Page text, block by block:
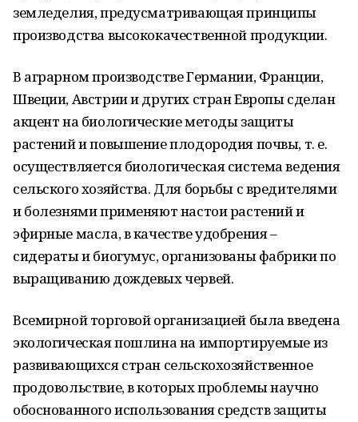
земледелия, предусматривающая принципы
производства высококачественной продукции.
В аграрном производстве Германии, Франции,
Швеции, Австрии и других стран Европы сделан
акцент на биологические методы защиты
растений и повышение плодородия почвы, т. е.
осуществляется биологическая система ведения
сельского хозяйства. Для борьбы с вредителями
и болезнями применяют настои растений и
эфирные масла, в качестве удобрения –
сидераты и биогумус, организованы фабрики по
выращиванию дождевых червей.
Всемирной торговой организацией была введена
экологическая пошлина на импортируемые из
развивающихся стран сельскохозяйственное
продовольствие, в которых проблемы научно
обоснованного использования средств защиты